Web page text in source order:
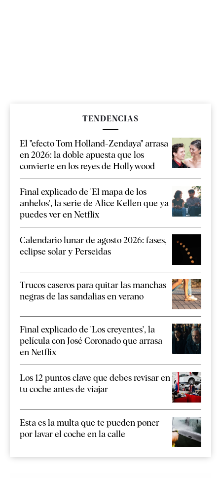
TENDENCIAS
El "efecto Tom Holland-Zendaya" arrasa
en 2026: la doble apuesta que los
convierte en los reyes de Hollywood
Final explicado de 'El mapa de los
anhelos', la serie de Alice Kellen que ya
puedes ver en Netflix
Calendario lunar de agosto 2026: fases,
eclipse solar y Perseidas
Trucos caseros para quitar las manchas
negras de las sandalias en verano
Final explicado de 'Los creyentes', la
película con José Coronado que arrasa
en Netflix
Los 12 puntos clave que debes revisar en
tu coche antes de viajar
Esta es la multa que te pueden poner
por lavar el coche en la calle